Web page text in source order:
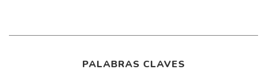
PALABRAS CLAVES